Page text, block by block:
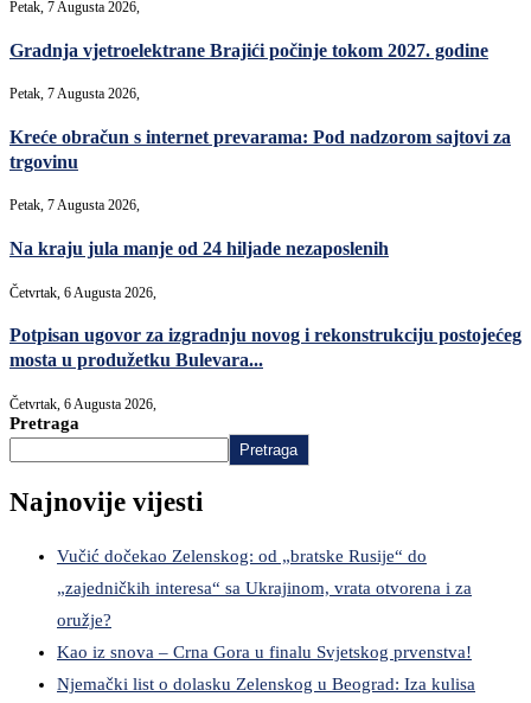
Petak, 7 Augusta 2026,
Gradnja vjetroelektrane Brajići počinje tokom 2027. godine
Petak, 7 Augusta 2026,
Kreće obračun s internet prevarama: Pod nadzorom sajtovi za
trgovinu
Petak, 7 Augusta 2026,
Na kraju jula manje od 24 hiljade nezaposlenih
Četvrtak, 6 Augusta 2026,
Potpisan ugovor za izgradnju novog i rekonstrukciju postojećeg
mosta u produžetku Bulevara...
Četvrtak, 6 Augusta 2026,
Pretraga
Pretraga
Najnovije vijesti
Vučić dočekao Zelenskog: od „bratske Rusije“ do
„zajedničkih interesa“ sa Ukrajinom, vrata otvorena i za
oružje?
Kao iz snova – Crna Gora u finalu Svjetskog prvenstva!
Njemački list o dolasku Zelenskog u Beograd: Iza kulisa